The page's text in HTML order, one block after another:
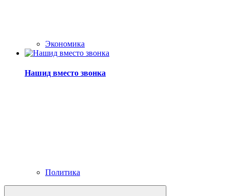
Экономика
Нашид вместо звонка
Политика